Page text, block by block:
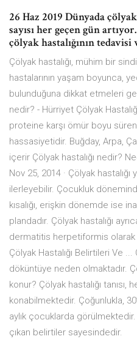
26 Haz 2019 Dünyada
sayısı her geçen gün
çölyak hastalığının tedavisi
Çölyak hastalığı, mühim bir
hastalarının yaşam boyunca,
bulunduğuna dikkat etmeleri
nedir? - Hürriyet Çölyak
proteine karşı ömür boyu
hassasiyetidir. Buğday, Arpa,
içerir Çölyak hastalığı nedir?
Nov 25, 2014 · Çölyak
ilerleyebilir. Çocukluk
kısalığı, erişkin dönemde ise
plandadır. Çölyak hastalığı
dermatitis herpetiformis olarak
Çölyak Hastalığı Belirtileri Ve ...
döküntüye neden olmaktadır.
konur? Çölyak hastalığı tanısı,
konabilmektedir. Çoğunlukla,
aylık çocuklarda
çıkan belirtiler sayesindedir.